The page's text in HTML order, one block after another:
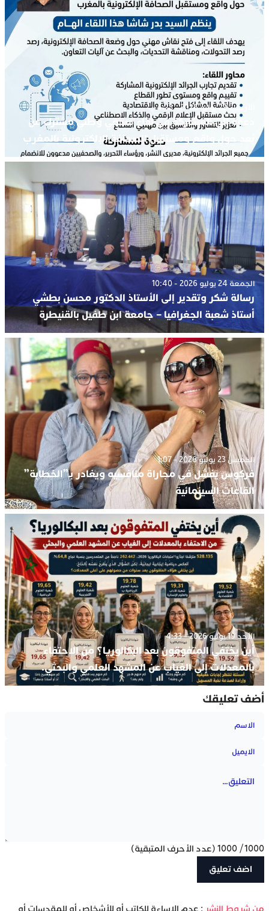
الأربعاء 29 يوليو 2026 - 4:23
دعوة إلى المشاركة في لقاء صحفي وطني مشترك عن
بُعد حول واقع ومستقبل الصحافة الإلكترونية بالمغرب
الجمعة 24 يوليو 2026 - 10:40
رسالة شكر وتقدير إلى الأستاذ الدكتور محسن بطشي
أستاذ شعبة الجغرافيا – جامعة ابن طفيل بالقنيطرة
الخميس 23 يوليو 2026 - 1:07
فركوس يفشل في مجاراة منافسيه ويغادر بـ”الخطابة”
القاعات السينمائية
الأحد 19 يوليو 2026 - 4:33
أين يختفي المتفوقون بعد البكالوريا؟ من الاحتفاء
بالمعدلات إلى الغياب عن المشهد العلمي والبحثي.
أضف تعليقك
1000
/
1000 (عدد الأحرف المتبقية)
‫من شروط النشر : عدم الإساءة للكاتب أو للأشخاص أو للمقدسات أو